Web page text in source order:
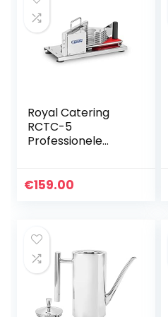
Royal Catering
RCTC-5
Professionele
Zaagbreedte
€159.00